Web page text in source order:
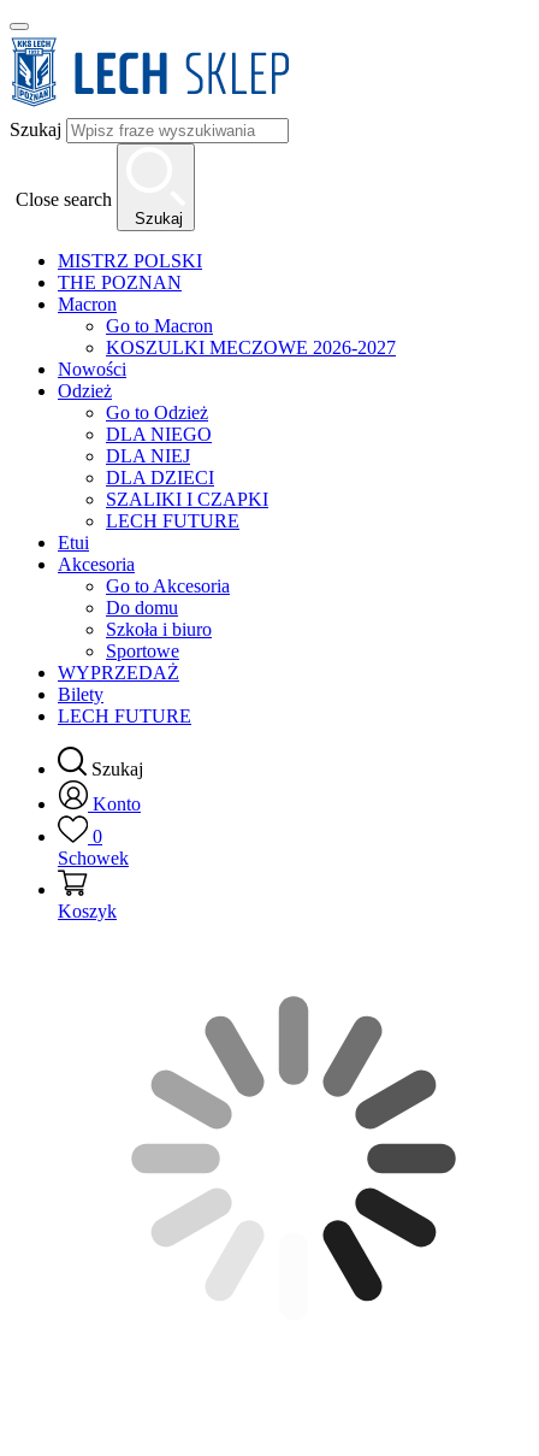
Szukaj
Close search
Szukaj
MISTRZ POLSKI
THE POZNAN
Macron
Go to Macron
KOSZULKI MECZOWE 2026-2027
Nowości
Odzież
Go to Odzież
DLA NIEGO
DLA NIEJ
DLA DZIECI
SZALIKI I CZAPKI
LECH FUTURE
Etui
Akcesoria
Go to Akcesoria
Do domu
Szkoła i biuro
Sportowe
WYPRZEDAŻ
Bilety
LECH FUTURE
Szukaj
Konto
0
Schowek
Koszyk